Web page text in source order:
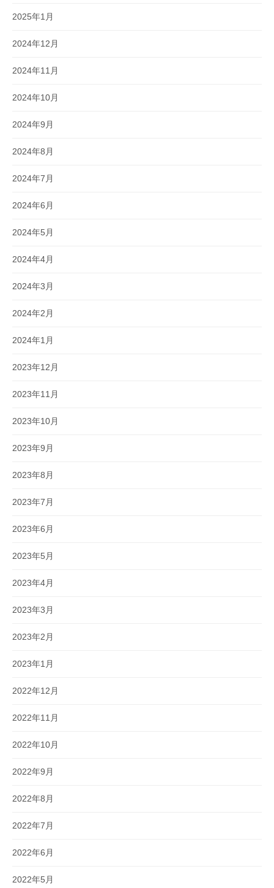
2025年1月
2024年12月
2024年11月
2024年10月
2024年9月
2024年8月
2024年7月
2024年6月
2024年5月
2024年4月
2024年3月
2024年2月
2024年1月
2023年12月
2023年11月
2023年10月
2023年9月
2023年8月
2023年7月
2023年6月
2023年5月
2023年4月
2023年3月
2023年2月
2023年1月
2022年12月
2022年11月
2022年10月
2022年9月
2022年8月
2022年7月
2022年6月
2022年5月